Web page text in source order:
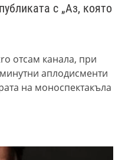
с „Аз, която
отсам канала, при
аплодисменти
на моноспектакъла